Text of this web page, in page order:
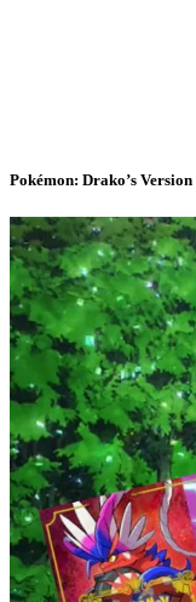
Pokémon: Drako’s Version